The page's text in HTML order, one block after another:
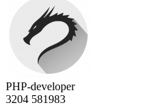
PHP-developer
3204 581983